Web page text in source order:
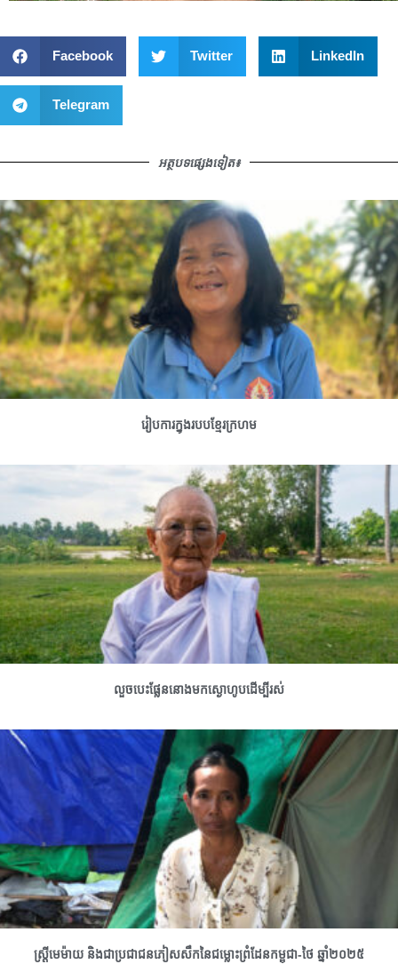
Facebook Twitter LinkedIn
Telegram
អត្ថបទផ្សេងទៀត៖
រៀបការក្នុងរបបខ្មែរក្រហម
លួចបេះផ្លែននោងមកស្ងោហូបដើម្បីរស់
ស្រ្តីមេម៉ាយ និងជាប្រជាជនភៀសសឹកនៃជម្លោះព្រំដែនកម្ពុជា-ថៃ ឆ្នាំ២០២៥